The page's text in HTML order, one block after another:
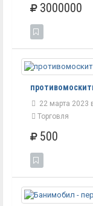
3000000
22 марта 2023
Торговля
500